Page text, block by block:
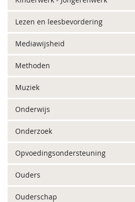
Lezen en leesbevordering
Mediawijsheid
Methoden
Muziek
Onderwijs
Onderzoek
Opvoedingsondersteuning
Ouders
Ouderschap